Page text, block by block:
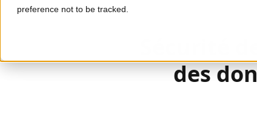
preference not to be tracked.
Sécurité
des